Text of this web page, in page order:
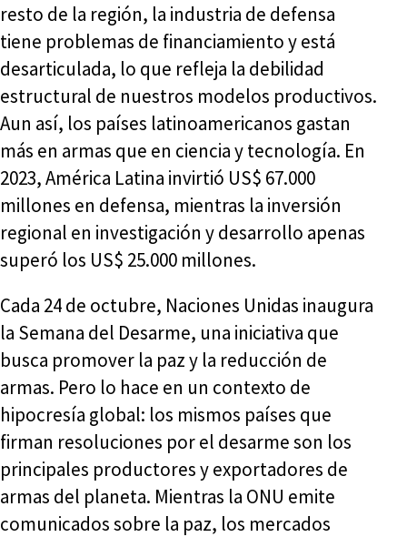
resto de la región, la industria de defensa
tiene problemas de financiamiento y está
desarticulada, lo que refleja la debilidad
estructural de nuestros modelos productivos.
Aun así, los países latinoamericanos gastan
más en armas que en ciencia y tecnología. En
2023, América Latina invirtió US$ 67.000
millones en defensa, mientras la inversión
regional en investigación y desarrollo apenas
superó los US$ 25.000 millones.
Cada 24 de octubre, Naciones Unidas inaugura
la Semana del Desarme, una iniciativa que
busca promover la paz y la reducción de
armas. Pero lo hace en un contexto de
hipocresía global: los mismos países que
firman resoluciones por el desarme son los
principales productores y exportadores de
armas del planeta. Mientras la ONU emite
comunicados sobre la paz, los mercados